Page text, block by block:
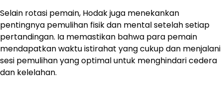
Selain rotasi pemain, Hodak juga menekankan
pentingnya pemulihan fisik dan mental setelah setiap
pertandingan. Ia memastikan bahwa para pemain
mendapatkan waktu istirahat yang cukup dan menjalani
sesi pemulihan yang optimal untuk menghindari cedera
dan kelelahan.